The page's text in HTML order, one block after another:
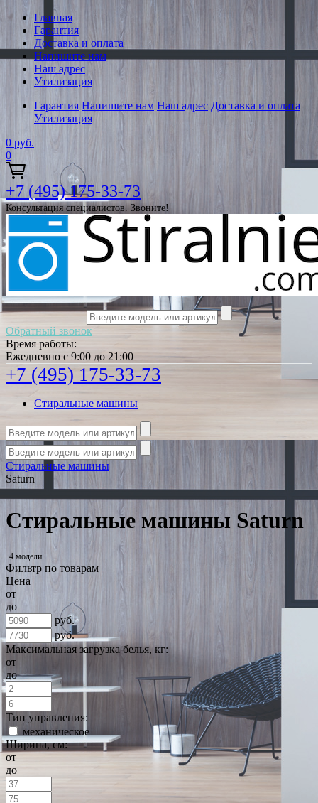
Главная
Гарантия
Доставка и оплата
Напишите нам
Наш адрес
Утилизация
Гарантия Напишите нам Наш адрес Доставка и оплата
Утилизация
0 руб.
0
+7 (495) 175-33-73
Консультация специалистов. Звоните!
Обратный звонок
Время работы:
Ежедневно с 9:00 до 21:00
+7 (495) 175-33-73
Стиральные машины
Стиральные машины
Saturn
Стиральные машины Saturn
4 модели
Фильтр по товарам
Цена
от
до
руб.
руб.
Максимальная загрузка белья, кг:
от
до
Тип управления:
механическое
Ширина, см:
от
до